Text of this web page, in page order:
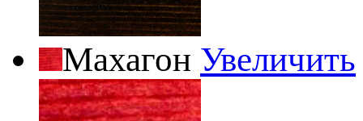
Махагон Увеличить